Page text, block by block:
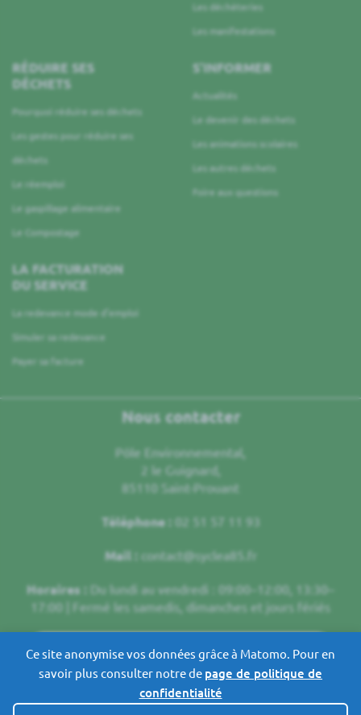
Les déchèteries
Les manifestations
RÉDUIRE SES
DÉCHETS
Pourquoi réduire ses déchets
Les gestes pour réduire ses
déchets
Le réemploi
Le gaspillage alimentaire
Le Compostage
S’INFORMER
Actualités
Le devenir des déchets
Les animations scolaires
Les autres déchets
Foire aux questions
LA FACTURATION
DU SERVICE
La redevance mode d’emploi
Simuler sa redevance
Payer sa facture
Nous contacter
Pôle Environnemental,
2 le Guignard,
85110 Saint-Prouant
Téléphone : 02 51 57 11 93
Mail : contact@syclea85.fr
Horaires :
Du lundi au vendredi : 09:00–12:00, 13:30–
17:00 | Fermé les samedis, dimanches et jours fériés
ENVOYER UN MESSAGE
Ce site anonymise vos données grâce à Matomo. Pour en
savoir plus consulter notre de page de politique de
confidentialité